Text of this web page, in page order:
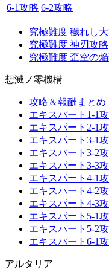
6-1攻略 6-2攻略
究極難度 穢れし
究極難度 神刃攻略
究極難度 歪空の
想滅ノ零機構
攻略＆報酬まとめ
エキスパート1-1
エキスパート2-1
エキスパート3-1
エキスパート3-2
エキスパート3-3
エキスパート4-1
エキスパート4-2
エキスパート4-3
エキスパート5-1
エキスパート5-2
エキスパート6-1
アルタリア